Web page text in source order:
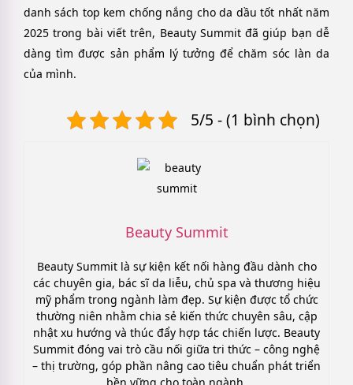
danh sách top kem chống nắng cho da dầu tốt nhất năm
2025 trong bài viết trên, Beauty Summit đã giúp bạn dễ
dàng tìm được sản phẩm lý tưởng để chăm sóc làn da
của mình.
5/5 - (1 bình chọn)
Beauty Summit
Beauty Summit là sự kiện kết nối hàng đầu dành cho
các chuyên gia, bác sĩ da liễu, chủ spa và thương hiệu
mỹ phẩm trong ngành làm đẹp. Sự kiện được tổ chức
thường niên nhằm chia sẻ kiến thức chuyên sâu, cập
nhật xu hướng và thúc đẩy hợp tác chiến lược. Beauty
Summit đóng vai trò cầu nối giữa tri thức – công nghệ
– thị trường, góp phần nâng cao tiêu chuẩn phát triển